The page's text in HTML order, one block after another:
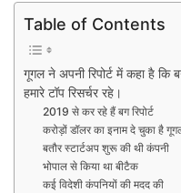
Table of Contents
गूगल ने अपनी रिपोर्ट में कहा है
हमारे टॉप रिसर्चर रहे।
2019 से कर रहे हैं बग रिपोर्ट
करोड़ों डॉलर का इनाम दे चुका है
बतौर स्टार्टअप शुरू की थी कंपनी
भोपाल से किया था बीटैक
कई विदेशी कंपनियों की मदद की